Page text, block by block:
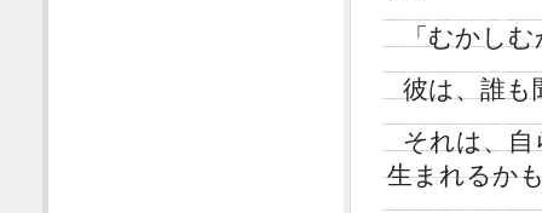
「むかし
彼は、誰も
それは、
生まれるか